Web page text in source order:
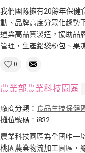
我們團隊擁有20餘年保健
動、品牌高度分眾化趨勢
通與高品質製造，協助品
管理，生產鋁袋粉包、果
0
農業部農業科技園區
廠商分類： 食品生技保健
攤位號碼：i832
農業科技園區為全國唯一
桃園農業物流加工園區，